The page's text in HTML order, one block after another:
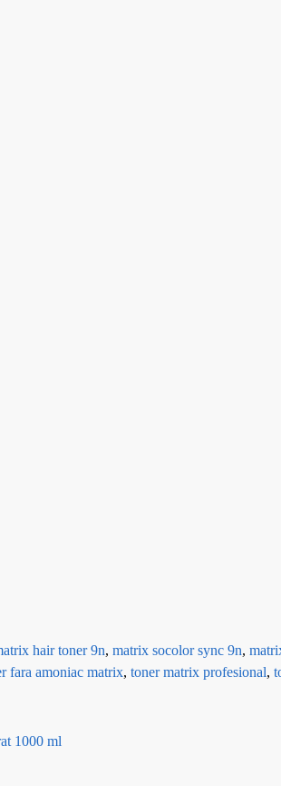
hair toner 9n, matrix socolor sync 9n,
fara amoniac matrix, toner matrix profesional,